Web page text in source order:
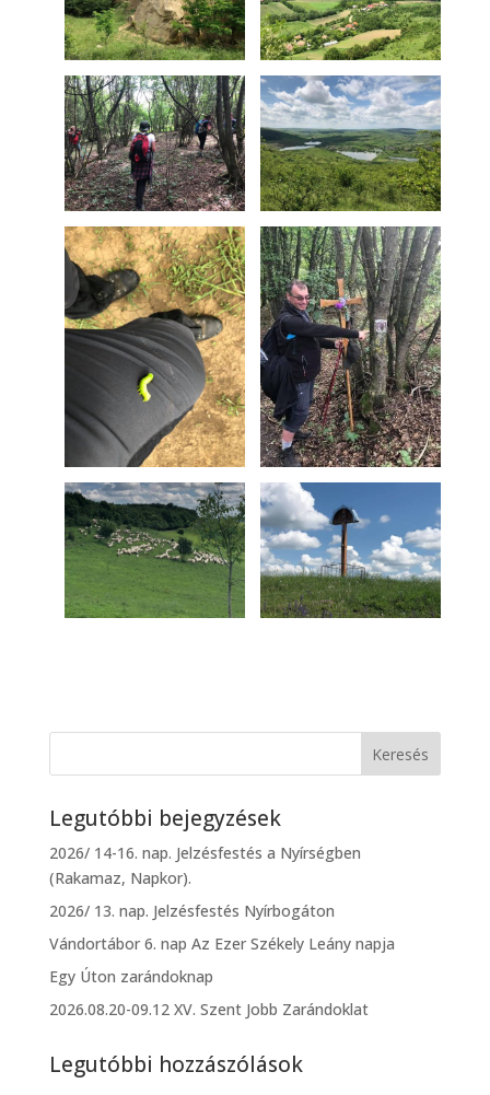
Legutóbbi bejegyzések
2026/ 14-16. nap. Jelzésfestés a Nyírségben
(Rakamaz, Napkor).
2026/ 13. nap. Jelzésfestés Nyírbogáton
Vándortábor 6. nap Az Ezer Székely Leány napja
Egy Úton zarándoknap
2026.08.20-09.12 XV. Szent Jobb Zarándoklat
Legutóbbi hozzászólások